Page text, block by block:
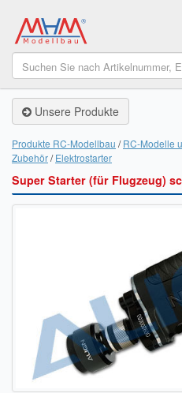
SHOP
Unsere Produkte
Servo Finder
BL-Motor Finder
Luftschrauben
Sendungsverfolgung
Sendungsverfolgung
Unsere Produkte
Produkte RC-Modellbau RC-Modelle
Zubehör Elektrostarter
Super Starter (für Flugzeug)